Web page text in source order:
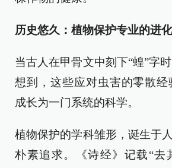
历史悠久：植物保护专业的进
当古人在甲骨文中刻下“蝗”字
想到，这些应对虫害的零散
成长为一门系统的科学。
植物保护的学科雏形，诞生于
朴素追求。《诗经》记载“去